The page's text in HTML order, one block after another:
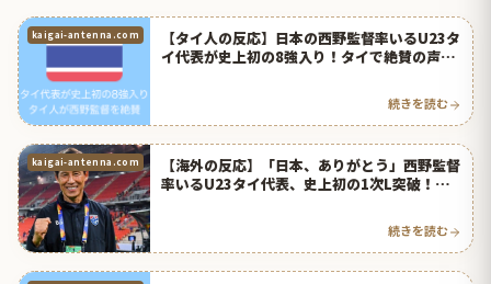
kaigai-antenna.com
【タイ人の反応】日本の西野監督率いるU23タ
イ代表が史上初の8強入り！タイで絶賛の声！
続きを読む
kaigai-antenna.com
【海外の反応】「日本、ありがとう」西野監督
率いるU23タイ代表、史上初の1次L突破！タ
続きを読む